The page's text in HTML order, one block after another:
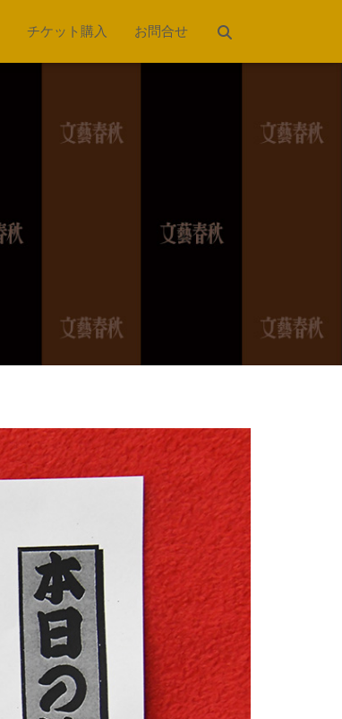
チケット購入 お問合せ